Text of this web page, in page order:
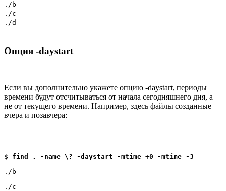
./b
./c
./d
Опция -daystart
Если вы дополнительно укажете опцию -daystart, периоды
времени будут отсчитываться от начала сегодняшнего дня, а
не от текущего времени. Например, здесь файлы созданные
вчера и позавчера:
$ find . -name \? -daystart -mtime +0 -mtime -3
./b
./c